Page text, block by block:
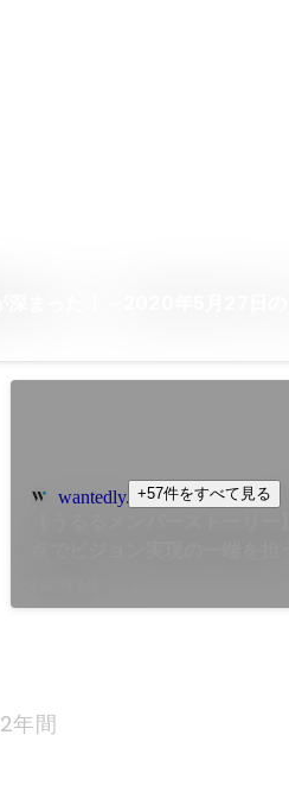
wantedly.com+57件をすべて見る
2年間